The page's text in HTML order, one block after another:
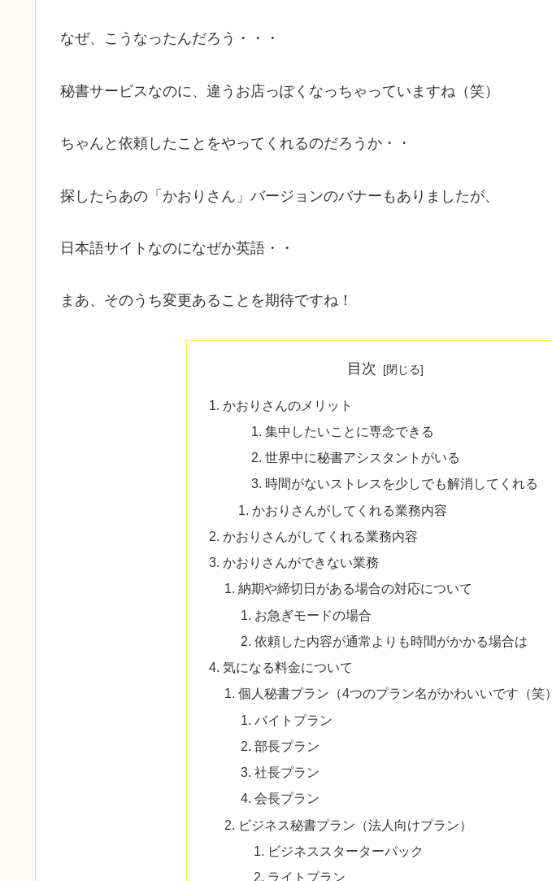
なぜ、こうなったんだろう・・・
秘書サービスなのに、違うお店っぽくなっちゃっていますね（笑）
ちゃんと依頼したことをやってくれるのだろうか・・
探したらあの「かおりさん」バージョンのバナーもありましたが、
日本語サイトなのになぜか英語・・
まあ、そのうち変更あることを期待ですね！
目次
かおりさんのメリット
集中したいことに専念できる
世界中に秘書アシスタントがいる
時間がないストレスを少しでも解消してくれる
かおりさんがしてくれる業務内容
かおりさんがしてくれる業務内容
かおりさんができない業務
納期や締切日がある場合の対応について
お急ぎモードの場合
依頼した内容が通常よりも時間がかかる場合は
気になる料金について
個人秘書プラン（4つのプラン名がかわいいです（笑）
バイトプラン
部長プラン
社長プラン
会長プラン
ビジネス秘書プラン（法人向けプラン）
ビジネススターターパック
ライトプラン